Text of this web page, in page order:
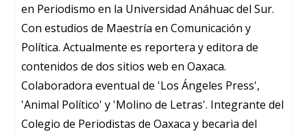
en Periodismo en la Universidad Anáhuac del Sur.
Con estudios de Maestría en Comunicación y
Política. Actualmente es reportera y editora de
contenidos de dos sitios web en Oaxaca.
Colaboradora eventual de 'Los Ángeles Press',
'Animal Político' y 'Molino de Letras'. Integrante del
Colegio de Periodistas de Oaxaca y becaria del